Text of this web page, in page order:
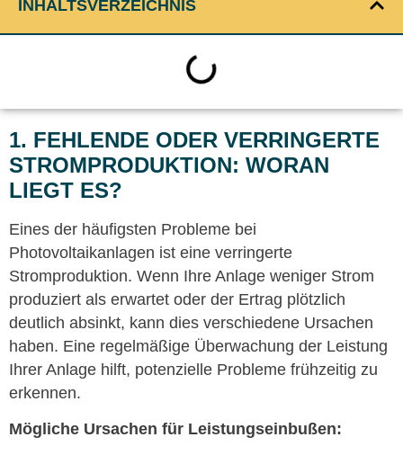
INHALTSVERZEICHNIS
1. FEHLENDE ODER VERRINGERTE
STROMPRODUKTION: WORAN
LIEGT ES?
Eines der häufigsten Probleme bei
Photovoltaikanlagen ist eine verringerte
Stromproduktion. Wenn Ihre Anlage weniger Strom
produziert als erwartet oder der Ertrag plötzlich
deutlich absinkt, kann dies verschiedene Ursachen
haben. Eine regelmäßige Überwachung der Leistung
Ihrer Anlage hilft, potenzielle Probleme frühzeitig zu
erkennen.
Mögliche Ursachen für Leistungseinbußen: